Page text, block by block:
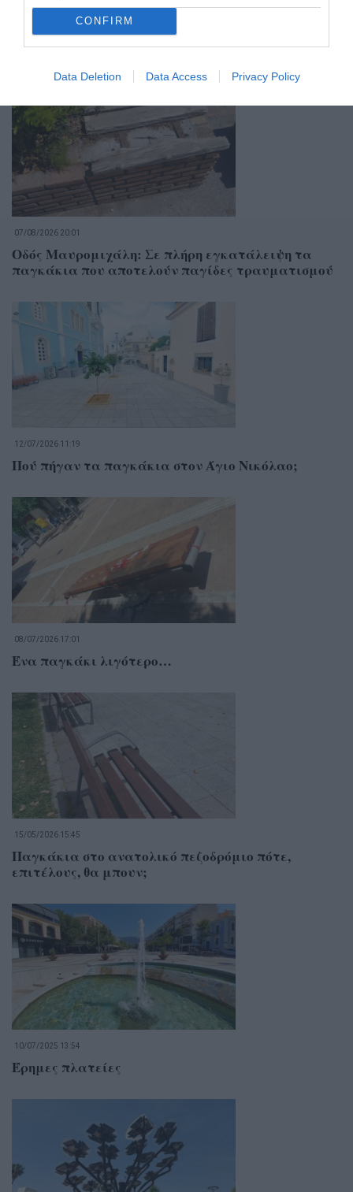
CONFIRM
Data Deletion Data Access Privacy Policy
07/08/2026 20:01
Οδός Μαυρομιχάλη: Σε πλήρη εγκατάλειψη τα
παγκάκια που αποτελούν παγίδες τραυματισμού
12/07/2026 11:19
Πού πήγαν τα παγκάκια στον Άγιο Νικόλαο;
08/07/2026 17:01
Ένα παγκάκι λιγότερο…
15/05/2026 15:45
Παγκάκια στο ανατολικό πεζοδρόμιο πότε,
επιτέλους, θα μπουν;
10/07/2025 13:54
Έρημες πλατείες